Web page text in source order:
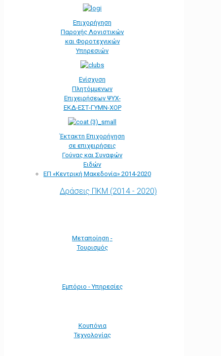
Επιχορήγηση
Παροχής Λογιστικών
και Φοροτεχνικών
Υπηρεσιών
Ενίσχυση
Πλητόμμενων
Επιχειρήσεων ΨΥΧ-
ΕΚΔ-ΕΣΤ-ΓΥΜΝ-ΧΟΡ
Έκτακτη Επιχορήγηση
σε επιχειρήσεις
Γούνας και Συναφών
Ειδών
ΕΠ «Kεντρική Μακεδονία» 2014-2020
Δράσεις ΠΚΜ (2014 - 2020)
Μεταποίηση -
Τουρισμός
Εμπόριο - Υπηρεσίες
Κουπόνια
Τεχνολογίας